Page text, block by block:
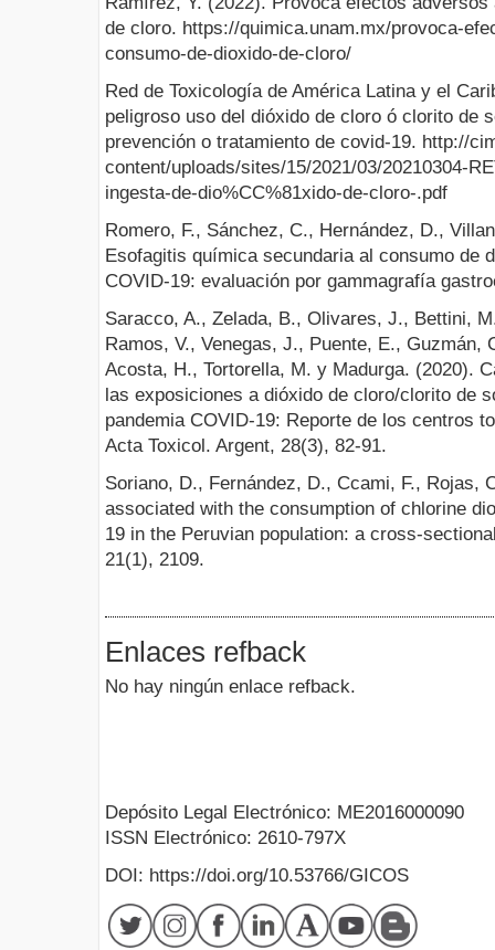
de cloro. https://quimica.unam.mx/provoca-
consumo-de-dioxido-de-cloro/
Red de Toxicología de América Latina y el
peligroso uso del dióxido de cloro ó clorito de
prevención o tratamiento de covid-19. http://
content/uploads/sites/15/2021/03/20210304-
ingesta-de-dio%CC%81xido-de-cloro-.pdf
Romero, F., Sánchez, C., Hernández, D.,
Esofagitis química secundaria al consumo de
COVID-19: evaluación por gammagrafía
Saracco, A., Zelada, B., Olivares, J., Bettini,
Ramos, V., Venegas, J., Puente, E.,
Acosta, H., Tortorella, M. y Madurga. (2020).
las exposiciones a dióxido de cloro/clorito de
pandemia COVID-19: Reporte de los centros
Acta Toxicol. Argent, 28(3), 82-91.
Soriano, D., Fernández, D., Ccami, F., Rojas,
associated with the consumption of chlorine
19 in the Peruvian population: a cross-
21(1), 2109.
Enlaces refback
No hay ningún enlace refback.
Depósito Legal Electrónico: ME2016000090
ISSN Electrónico: 2610-797X
DOI: https://doi.org/10.53766/GICOS